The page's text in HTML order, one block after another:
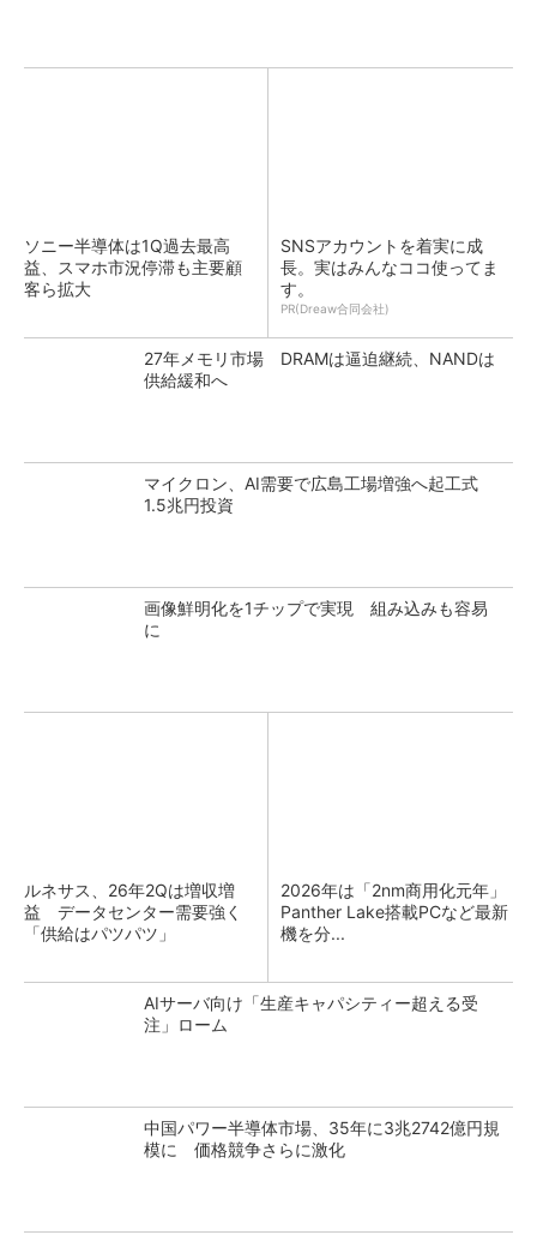
ソニー半導体は1Q過去最高
益、スマホ市況停滞も主要顧
客ら拡大
SNSアカウントを着実に成
長。実はみんなココ使ってま
す。
PR(Dreaw合同会社)
27年メモリ市場 DRAMは逼迫継続、NANDは
供給緩和へ
マイクロン、AI需要で広島工場増強へ起工式
1.5兆円投資
画像鮮明化を1チップで実現 組み込みも容易
に
ルネサス、26年2Qは増収増
益 データセンター需要強く
「供給はパツパツ」
2026年は「2nm商用化元年」
Panther Lake搭載PCなど最新
機を分...
AIサーバ向け「生産キャパシティー超える受
注」ローム
中国パワー半導体市場、35年に3兆2742億円規
模に 価格競争さらに激化